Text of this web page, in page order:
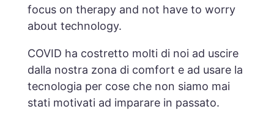
focus on therapy and not have to worry
about technology.
COVID ha costretto molti di noi ad uscire
dalla nostra zona di comfort e ad usare la
tecnologia per cose che non siamo mai
stati motivati ad imparare in passato.